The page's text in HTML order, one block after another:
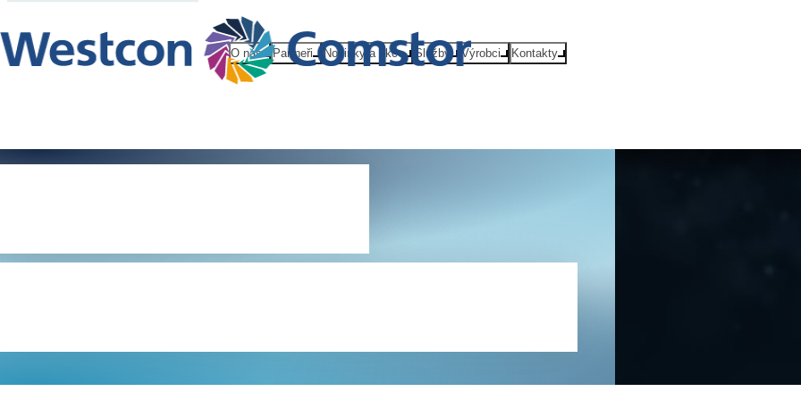
O nás Partneři Novinky a akce Služby Výrobci Kontakty